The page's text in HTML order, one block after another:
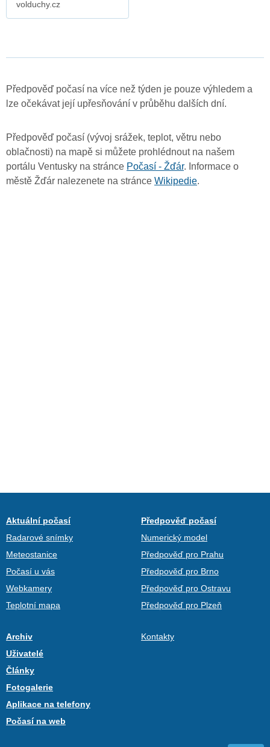
volduchy.cz
Předpověď počasí na více než týden je pouze výhledem a
lze očekávat její upřesňování v průběhu dalších dní.
Předpověď počasí (vývoj srážek, teplot, větru nebo
oblačnosti) na mapě si můžete prohlédnout na našem
portálu Ventusky na stránce Počasí - Žďár. Informace o
městě Žďár nalezenete na stránce Wikipedie.
Aktuální počasí
Radarové snímky
Meteostanice
Počasí u vás
Webkamery
Teplotní mapa
Předpověď počasí
Numerický model
Předpověď pro Prahu
Předpověď pro Brno
Předpověď pro Ostravu
Předpověď pro Plzeň
Archiv
Uživatelé
Články
Fotogalerie
Aplikace na telefony
Počasí na web
Kontakty